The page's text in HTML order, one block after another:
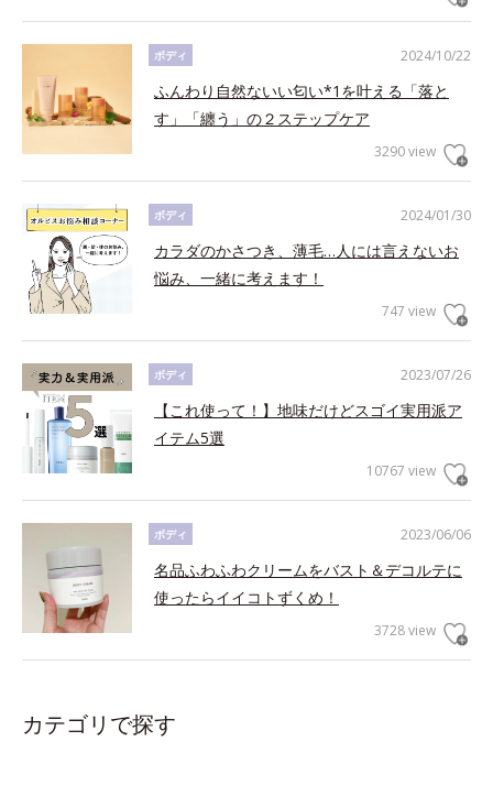
2024/10/22
ボディ
ふんわり自然ないい匂い*1を叶える「落と
す」「纏う」の２ステップケア
3290 view
2024/01/30
ボディ
カラダのかさつき、薄毛…人には言えないお
悩み、一緒に考えます！
747 view
2023/07/26
ボディ
【これ使って！】地味だけどスゴイ実用派ア
イテム5選
10767 view
2023/06/06
ボディ
名品ふわふわクリームをバスト＆デコルテに
使ったらイイコトずくめ！
3728 view
カテゴリで探す